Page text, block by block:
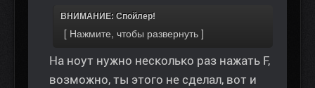
ВНИМАНИЕ: Спойлер!
На ноут нужно несколько раз нажать F,
возможно, ты этого не сделал, вот и